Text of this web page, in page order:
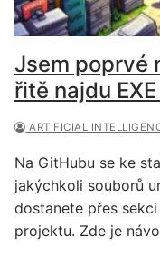
Jsem poprvé
řitě najdu
ARTIFICIAL
Na GitHubu se ke
jakýchkoli souborů
dostanete přes sekci
projektu. Zde je